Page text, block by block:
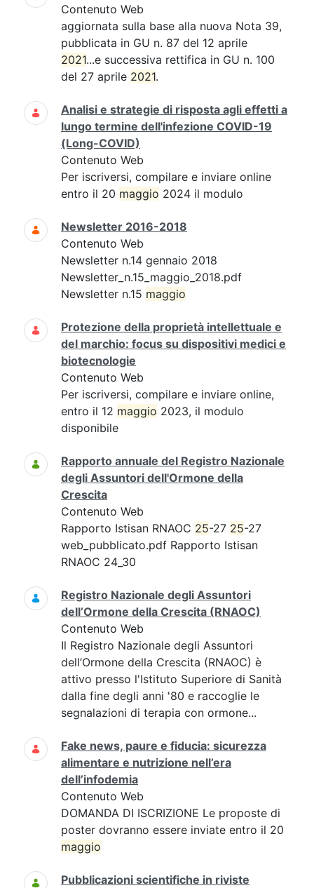
Contenuto Web
aggiornata sulla base alla nuova Nota 39,
pubblicata in GU n. 87 del 12 aprile
2021...e successiva rettifica in GU n. 100
del 27 aprile 2021.
Analisi e strategie di risposta agli effetti a
lungo termine dell'infezione COVID-19
(Long-COVID)
Contenuto Web
Per iscriversi, compilare e inviare online
entro il 20 maggio 2024 il modulo
Newsletter 2016-2018
Contenuto Web
Newsletter n.14 gennaio 2018
Newsletter_n.15_maggio_2018.pdf
Newsletter n.15 maggio
Protezione della proprietà intellettuale e
del marchio: focus su dispositivi medici e
biotecnologie
Contenuto Web
Per iscriversi, compilare e inviare online,
entro il 12 maggio 2023, il modulo
disponibile
Rapporto annuale del Registro Nazionale
degli Assuntori dell'Ormone della
Crescita
Contenuto Web
Rapporto Istisan RNAOC 25-27 25-27
web_pubblicato.pdf Rapporto Istisan
RNAOC 24_30
Registro Nazionale degli Assuntori
dell’Ormone della Crescita (RNAOC)
Contenuto Web
Il Registro Nazionale degli Assuntori
dell’Ormone della Crescita (RNAOC) è
attivo presso l'Istituto Superiore di Sanità
dalla fine degli anni '80 e raccoglie le
segnalazioni di terapia con ormone...
Fake news, paure e fiducia: sicurezza
alimentare e nutrizione nell’era
dell’infodemia
Contenuto Web
DOMANDA DI ISCRIZIONE Le proposte di
poster dovranno essere inviate entro il 20
maggio
Pubblicazioni scientifiche in riviste